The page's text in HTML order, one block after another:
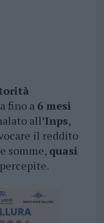
fino a 6 mesi
all’Inps,
il reddito
somme, quasi